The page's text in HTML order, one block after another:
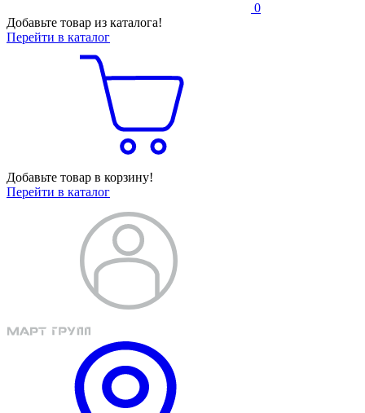
0
Добавьте товар из каталога!
Перейти в каталог
Добавьте товар в корзину!
Перейти в каталог